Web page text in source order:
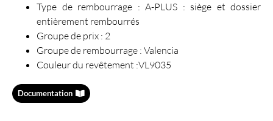
Type de rembourrage : A-PLUS : siège et dossier
entièrement rembourrés
Groupe de prix : 2
Groupe de rembourrage : Valencia
Couleur du revêtement :VL9035
Documentation